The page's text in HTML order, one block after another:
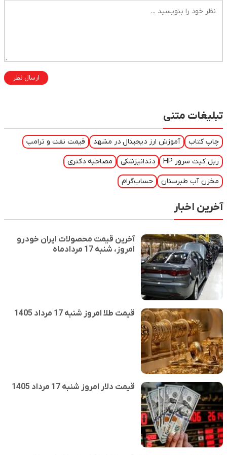
ارسال نظر
تبلیغات متنی
چاپ کتاب آموزش ارز دیجیتال در مشهد قیمت نفت و ترامپ
ریل کیت سرور HP دندانپزشکی مصاحبه دکتری
مخزن آب طبرستان حساب‌گرام
آخرین اخبار
آخرین قیمت محصولات ایران خودرو
امروز، شنبه 17 مردادماه
قیمت طلا امروز شنبه 17 مرداد 1405
قیمت دلار امروز شنبه 17 مرداد 1405